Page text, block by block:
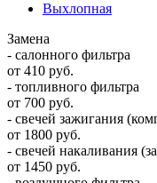
Выхлопная
Замена
- салонного фильтра
от 410 руб.
- топливного фильтра
от 700 руб.
- свечей зажигания
от 1800 руб.
- свечей накаливания
от 1450 руб.